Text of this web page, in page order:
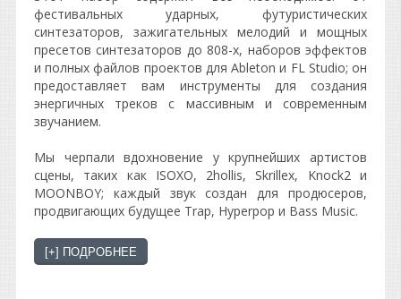
фестивальных ударных, футуристических
синтезаторов, зажигательных мелодий и мощных
пресетов синтезаторов до 808-х, наборов эффектов
и полных файлов проектов для Ableton и FL Studio; он
предоставляет вам инструменты для создания
энергичных треков с массивным и современным
звучанием.
Мы черпали вдохновение у крупнейших артистов
сцены, таких как ISOXO, 2hollis, Skrillex, Knock2 и
MOONBOY; каждый звук создан для продюсеров,
продвигающих будущее Trap, Hyperpop и Bass Music.